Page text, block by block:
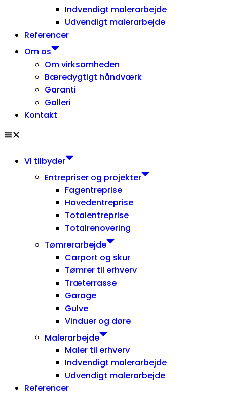
Indvendigt malerarbejde
Udvendigt malerarbejde
Referencer
Om os
Om virksomheden
Bæredygtigt håndværk
Garanti
Galleri
Kontakt
Vi tilbyder
Entrepriser og projekter
Fagentreprise
Hovedentreprise
Totalentreprise
Totalrenovering
Tømrerarbejde
Carport og skur
Tømrer til erhverv
Træterrasse
Garage
Gulve
Vinduer og døre
Malerarbejde
Maler til erhverv
Indvendigt malerarbejde
Udvendigt malerarbejde
Referencer